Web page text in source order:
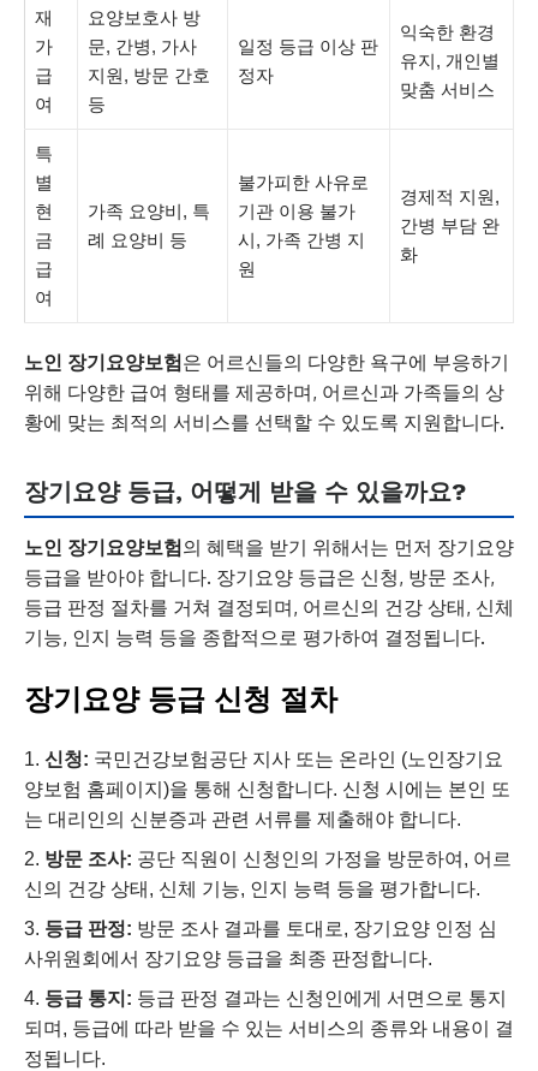
재
가
급
여
요양보호사 방
문, 간병, 가사
지원, 방문 간호
등
일정 등급 이상 판
정자
익숙한 환경
유지, 개인별
맞춤 서비스
특
별
현
금
급
여
가족 요양비, 특
례 요양비 등
불가피한 사유로
기관 이용 불가
시, 가족 간병 지
원
경제적 지원,
간병 부담 완
화
노인 장기요양보험은 어르신들의 다양한 욕구에 부응하기
위해 다양한 급여 형태를 제공하며, 어르신과 가족들의 상
황에 맞는 최적의 서비스를 선택할 수 있도록 지원합니다.
장기요양 등급, 어떻게 받을 수 있을까요?
노인 장기요양보험의 혜택을 받기 위해서는 먼저 장기요양
등급을 받아야 합니다. 장기요양 등급은 신청, 방문 조사,
등급 판정 절차를 거쳐 결정되며, 어르신의 건강 상태, 신체
기능, 인지 능력 등을 종합적으로 평가하여 결정됩니다.
장기요양 등급 신청 절차
신청: 국민건강보험공단 지사 또는 온라인 (노인장기요
양보험 홈페이지)을 통해 신청합니다. 신청 시에는 본인 또
는 대리인의 신분증과 관련 서류를 제출해야 합니다.
방문 조사: 공단 직원이 신청인의 가정을 방문하여, 어르
신의 건강 상태, 신체 기능, 인지 능력 등을 평가합니다.
등급 판정: 방문 조사 결과를 토대로, 장기요양 인정 심
사위원회에서 장기요양 등급을 최종 판정합니다.
등급 통지: 등급 판정 결과는 신청인에게 서면으로 통지
되며, 등급에 따라 받을 수 있는 서비스의 종류와 내용이 결
정됩니다.